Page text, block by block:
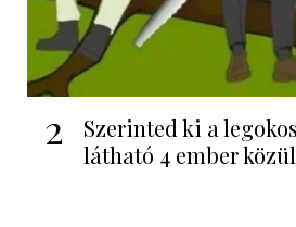
2
Szerinted ki a
látható 4 ember